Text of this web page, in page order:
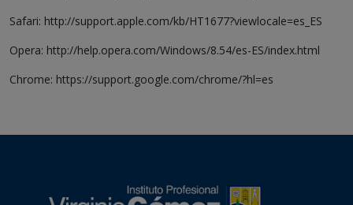
Safari: http://support.apple.com/kb/HT1677?viewlocale=es_ES
Opera: http://help.opera.com/Windows/8.54/es-ES/index.html
Chrome: https://support.google.com/chrome/?hl=es